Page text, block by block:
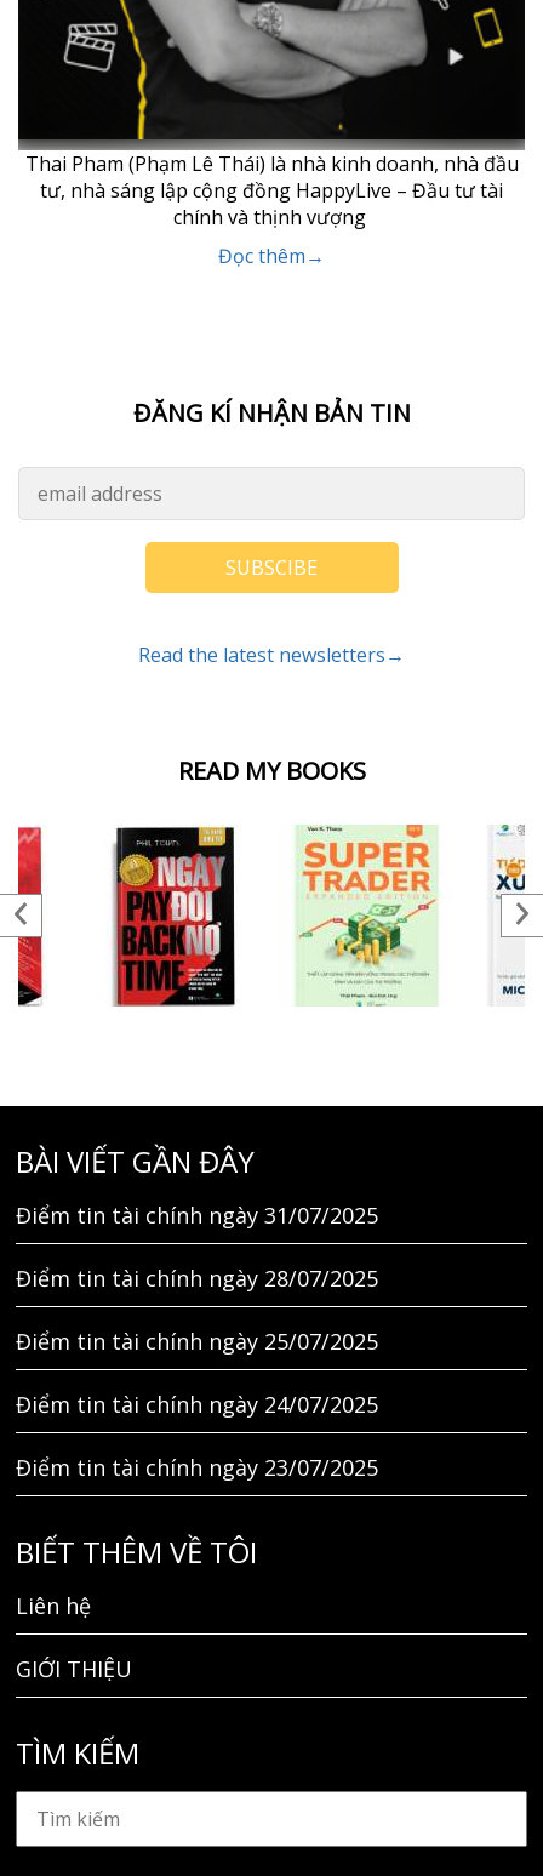
READ MY BOOKS
Thai Pham (Phạm Lê Thái) là nhà kinh doanh, nhà đầu
tư, nhà sáng lập cộng đồng HappyLive – Đầu tư tài
chính và thịnh vượng
Đọc thêm→
ĐĂNG KÍ NHẬN BẢN TIN
SUBSCIBE
Read the latest newsletters→
BÀI VIẾT GẦN ĐÂY
Điểm tin tài chính ngày 31/07/2025
Điểm tin tài chính ngày 28/07/2025
Điểm tin tài chính ngày 25/07/2025
Điểm tin tài chính ngày 24/07/2025
Điểm tin tài chính ngày 23/07/2025
BIẾT THÊM VỀ TÔI
Liên hệ
GIỚI THIỆU
TÌM KIẾM